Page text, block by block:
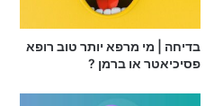
בדיחה | מי מרפא יותר טוב רופא
פסיכיאטר או ברמן ?